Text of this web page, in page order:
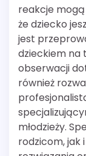
reakcje
że dziecko
jest
dzieckiem na
obserwacji
również
młodzieży.
rodzicom, jak